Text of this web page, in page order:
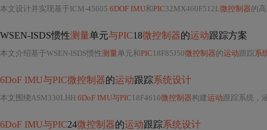
本文设计并实现基于ICM-45605 6DOF IMU和PIC32MX460F512L微控制器的
WSEN-ISDS惯性测量单元与PIC18微控制器的运动跟踪方案
本文介绍基于WSEN-ISDS惯性测量单元和PIC 18F85J50微控制器的运动跟踪系
6DoF IMU与PIC微控制器的运动跟踪系统设计
本文围绕ASM330LHH 6DoF IMU与PIC 18F4610微控制器构建运动跟踪系统，
6DoF IMU与PIC24微控制器的运动跟踪系统设计